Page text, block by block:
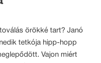
örökké tart? Janó
tetkója hipp-hopp
Vajon miért